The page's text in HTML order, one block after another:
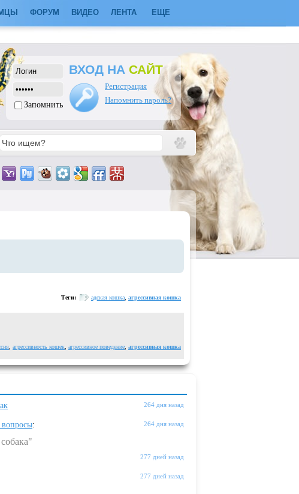
ФОРУМ ВИДЕО ЛЕНТА ЕЩЕ
Запомнить
ВХОД НА САЙТ
Регистрация
Напомнить пароль?
Теги: адская кошка агрессивная кошка
агрессивность кошек агрессивное поведение агрессивная кошка
264 дня назад
264 дня назад
:
277 дней назад
277 дней назад